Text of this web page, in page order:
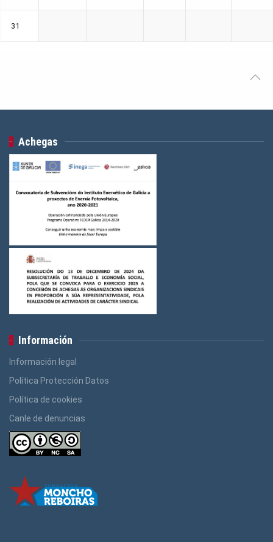
31
Achegas
Información
Información legal
Política Protección Datos
Política de cookies
Canle de denuncias